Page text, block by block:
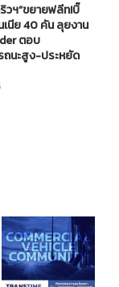
วฯ”ขยายฟลีท!บิ๊
นีย 40 คัน ลุยงาน
ตอบ
ถนะสูง-ประหยัด